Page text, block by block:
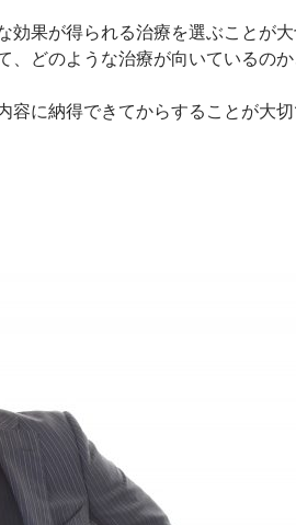
果が得られる治療を選ぶことが大
、どのような治療が向いているの
に納得できてからすることが大切